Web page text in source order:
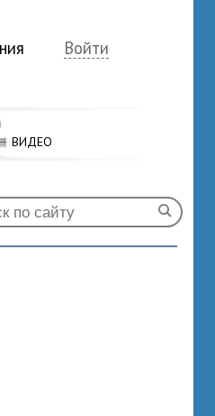
Войти
ВИДЕО